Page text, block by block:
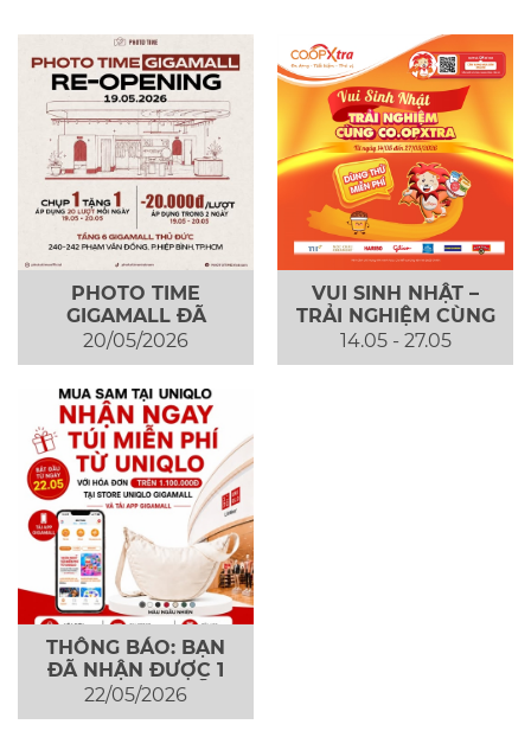
PHOTO TIME
GIGAMALL ĐÃ
CHÍNH THỨC QUAY
TRỞ LẠI TẠI TẦNG
6!
20/05/2026
VUI SINH NHẬT –
TRẢI NGHIỆM CÙNG
CO.OPXTRA
GIGAMALL
14.05 - 27.05
THÔNG BÁO: BẠN
ĐÃ NHẬN ĐƯỢC 1
TÚI UNIQLO MIỄN
PHÍ
22/05/2026